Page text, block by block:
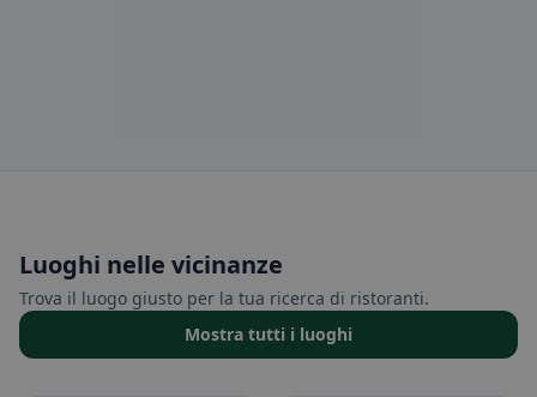
Luoghi nelle vicinanze
Trova il luogo giusto per la tua ricerca di ristoranti.
Mostra tutti i luoghi